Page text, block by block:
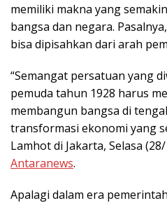
memiliki makna yang
bangsa dan negara.
bisa dipisahkan dari arah
“Semangat persatuan yang
pemuda tahun 1928 harus
membangun bangsa di
transformasi ekonomi yang
Lamhot di Jakarta, Selasa
Antaranews.
Apalagi dalam era